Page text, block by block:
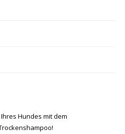
Hundes mit dem